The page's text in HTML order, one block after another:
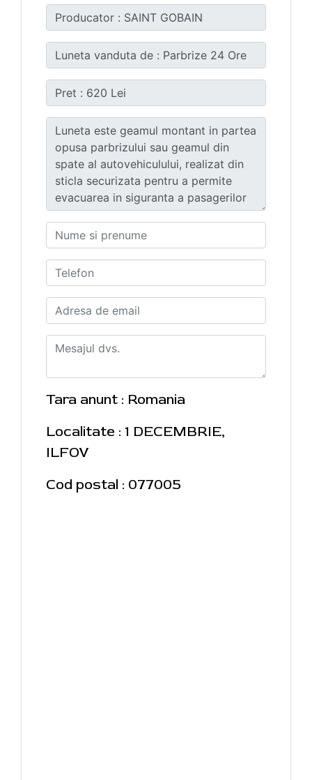
Tara anunt : Romania
Localitate : 1 DECEMBRIE,
ILFOV
Cod postal : 077005